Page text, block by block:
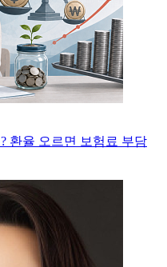
환율 오르면 보험료 부담